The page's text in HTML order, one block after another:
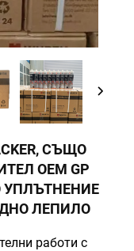
СЪЩО
OEM GP
ЛЕПИЛО
работи с